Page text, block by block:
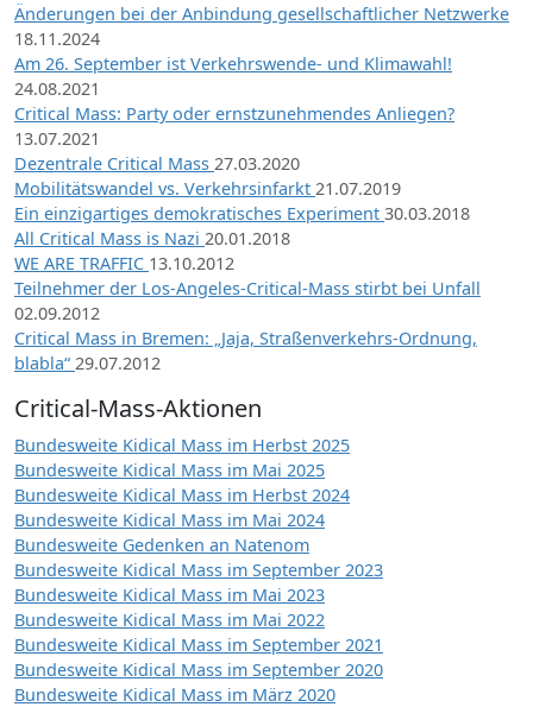
Änderungen bei der Anbindung gesellschaftlicher Netzwerke
18.11.2024
Am 26. September ist Verkehrswende- und Klimawahl!
24.08.2021
Critical Mass: Party oder ernstzunehmendes Anliegen?
13.07.2021
Dezentrale Critical Mass 27.03.2020
Mobilitätswandel vs. Verkehrsinfarkt 21.07.2019
Ein einzigartiges demokratisches Experiment 30.03.2018
All Critical Mass is Nazi 20.01.2018
WE ARE TRAFFIC 13.10.2012
Teilnehmer der Los-Angeles-Critical-Mass stirbt bei Unfall
02.09.2012
Critical Mass in Bremen: „Jaja, Straßenverkehrs-Ordnung,
blabla“ 29.07.2012
Critical-Mass-Aktionen
Bundesweite Kidical Mass im Herbst 2025
Bundesweite Kidical Mass im Mai 2025
Bundesweite Kidical Mass im Herbst 2024
Bundesweite Kidical Mass im Mai 2024
Bundesweite Gedenken an Natenom
Bundesweite Kidical Mass im September 2023
Bundesweite Kidical Mass im Mai 2023
Bundesweite Kidical Mass im Mai 2022
Bundesweite Kidical Mass im September 2021
Bundesweite Kidical Mass im September 2020
Bundesweite Kidical Mass im März 2020